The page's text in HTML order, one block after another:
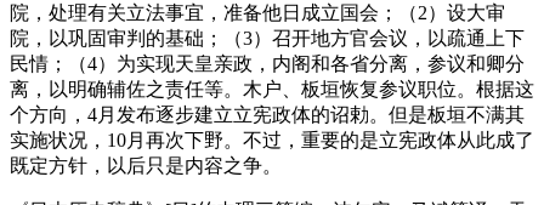
院，处理有关立法事宜，准备他日成立国会；（2）设大审
院，以巩固审判的基础；（3）召开地方官会议，以疏通上下
民情；（4）为实现天皇亲政，内阁和各省分离，参议和卿分
离，以明确辅佐之责任等。木户、板垣恢复参议职位。根据这
个方向，4月发布逐步建立立宪政体的诏勅。但是板垣不满其
实施状况，10月再次下野。不过，重要的是立宪政体从此成了
既定方针，以后只是内容之争。